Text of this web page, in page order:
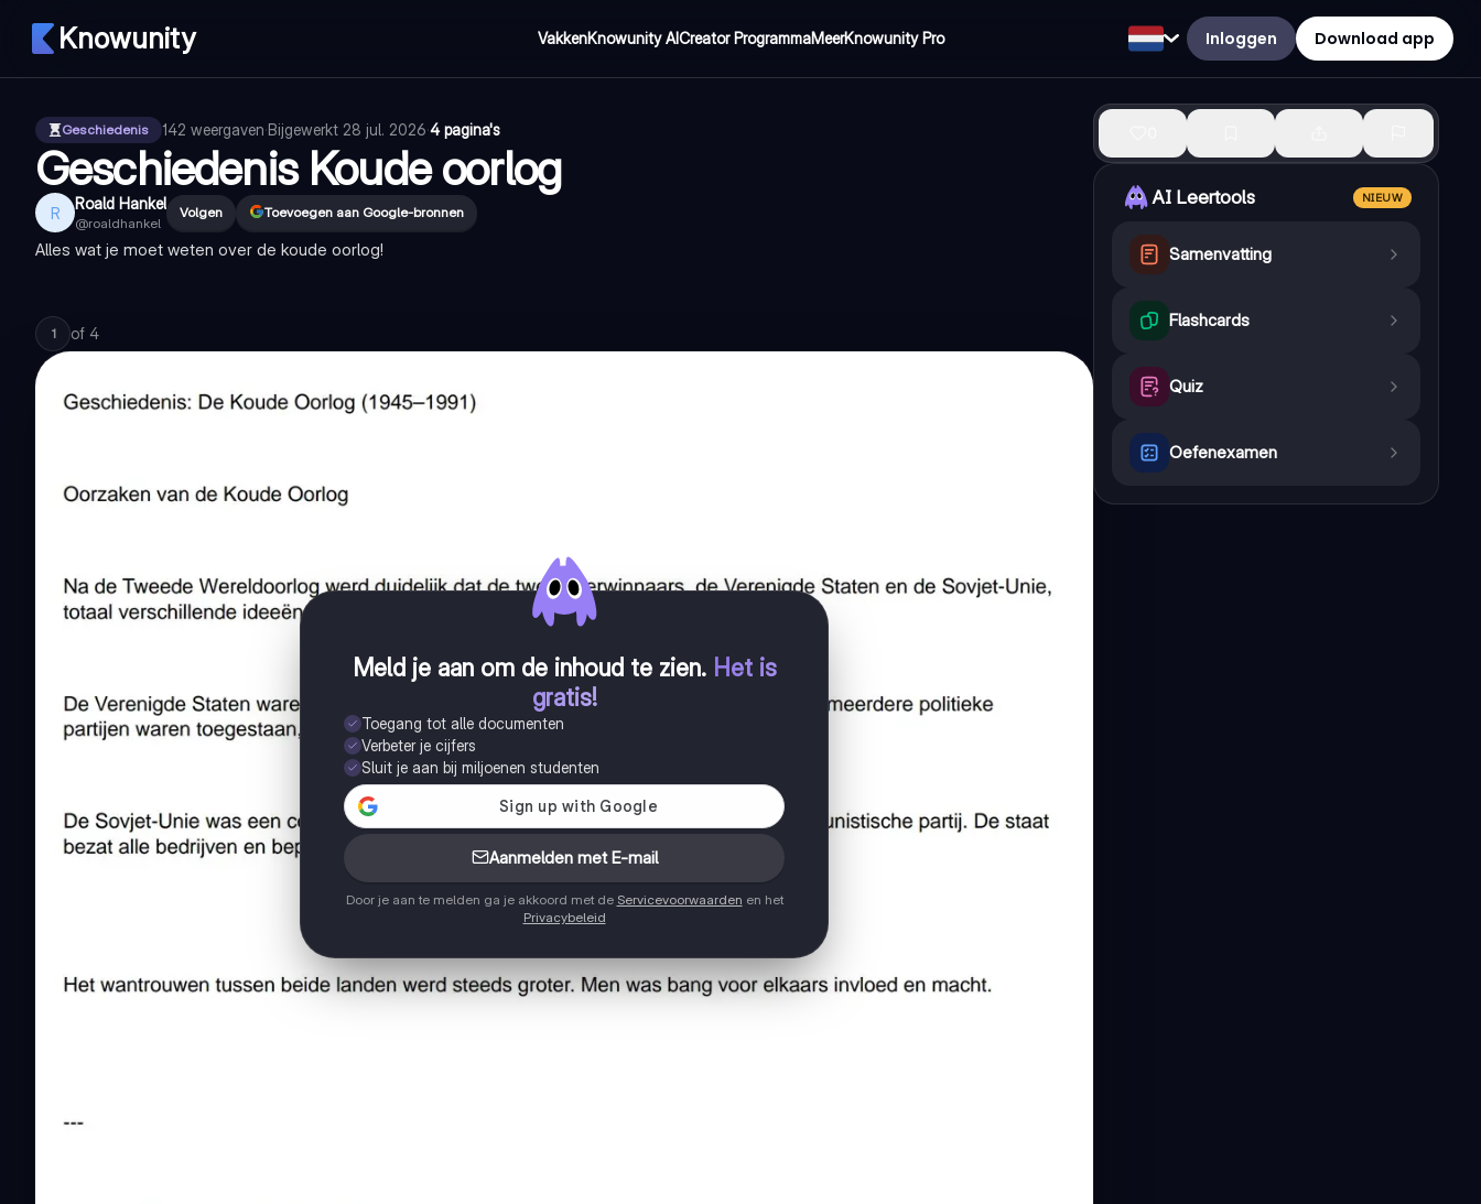
Knowunity VakkenKnowunity AICreator ProgrammaMeerKnowunity Pro Inloggen Download app
Geschiedenis 142 weergaven·Bijgewerkt 28 jul. 2026·4 pagina's
Geschiedenis Koude oorlog
R Roald Hankel
@roaldhankel
Volgen Toevoegen aan Google-bronnen
Alles wat je moet weten over de koude oorlog!
1 of 4
Meld je aan om de inhoud te zien. Het is
gratis!
Toegang tot alle documenten
Verbeter je cijfers
Sluit je aan bij miljoenen studenten
Aanmelden met E-mail
Door je aan te melden ga je akkoord met de Servicevoorwaarden en het
Privacybeleid
AI Leertools NIEUW
Samenvatting
Flashcards
Quiz
Oefenexamen